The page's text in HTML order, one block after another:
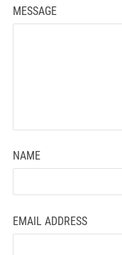
MESSAGE
NAME
EMAIL ADDRESS